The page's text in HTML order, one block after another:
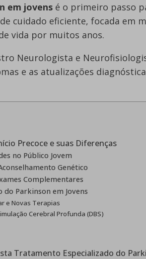
em jovens é o primeiro passo
cuidado eficiente, focada em
vida por muitos anos.
Neurologista e
e as atualizações
Precoce e suas Diferenças
no Público Jovem
Genético
Complementares
Parkinson em Jovens
e Novas Terapias
Cerebral Profunda (DBS)
Tratamento Especializado do